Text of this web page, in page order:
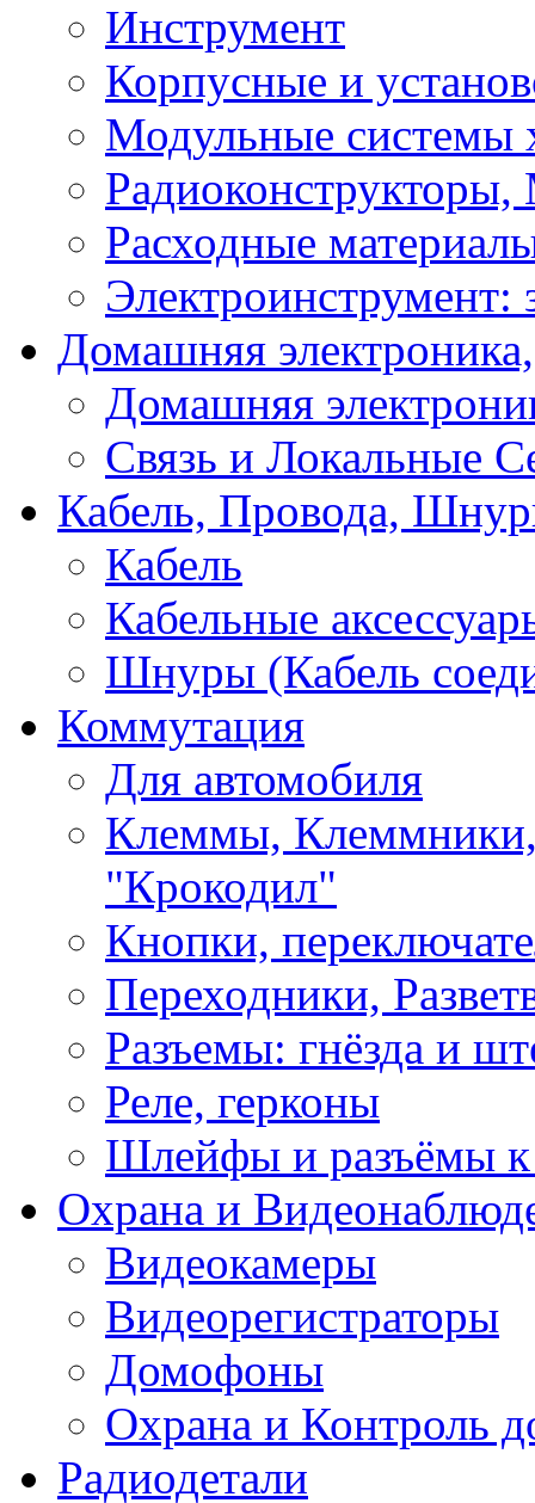
Инструмент
Корпусные и
Модульные системы
Расходные
Электроинструмент:
Домашняя
Домашняя
Связь и Локальные
Кабель, Провода,
Кабель
Кабельные
Шнуры (Кабель
Коммутация
Для автомобиля
Клеммы,
"Крокодил"
Кнопки,
Переходники,
Разъемы: гнёзда и
Реле, герконы
Шлейфы и разъёмы
Охрана и
Видеокамеры
Видеорегистраторы
Домофоны
Охрана и Контроль
Радиодетали